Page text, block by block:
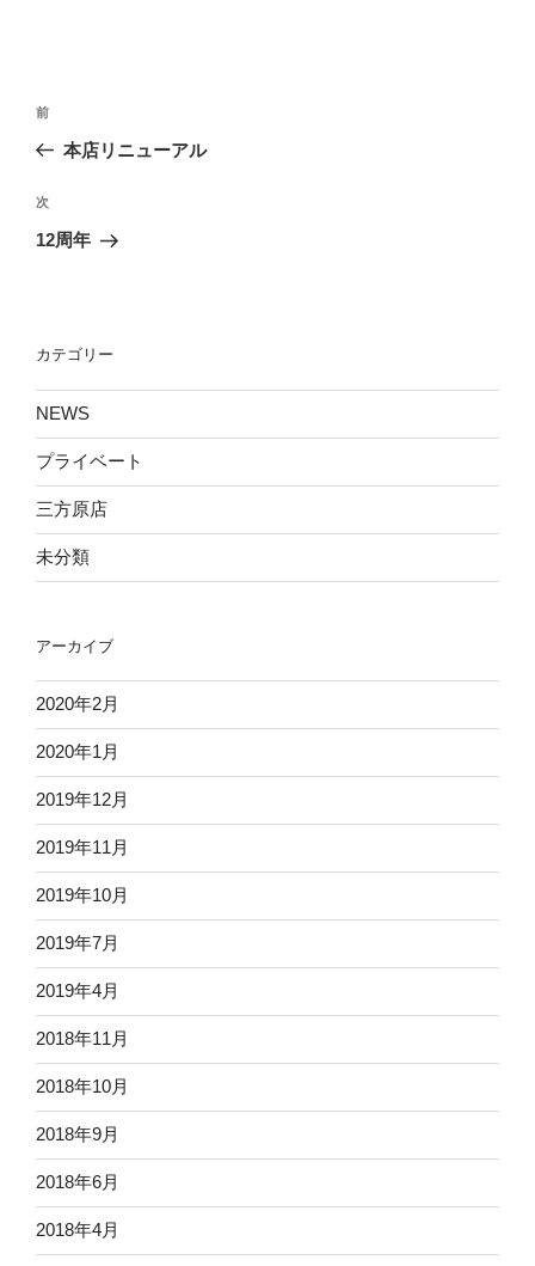
投
ナ
ビ
ゲ
ン
前
の
稿
前
本店リニューアル
次
の
次
12周年
カテゴリー
NEWS
プライベート
三方原店
未分類
アーカイブ
2020年2月
2020年1月
2019年12月
2019年11月
2019年10月
2019年7月
2019年4月
2018年11月
2018年10月
2018年9月
2018年6月
2018年4月